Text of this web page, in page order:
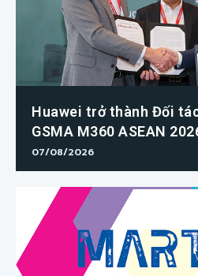
Huawei trở thành Đối
GSMA M360 ASEAN
07/08/2026